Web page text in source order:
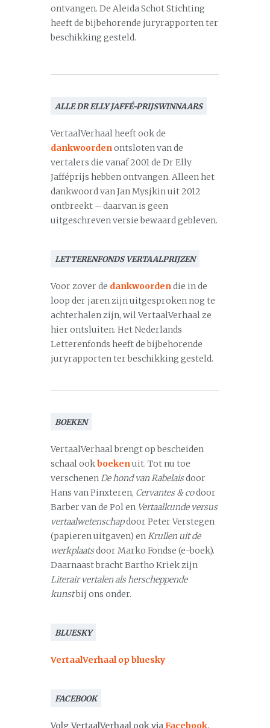
ontvangen. De Aleida Schot Stichting
heeft de bijbehorende juryrapporten ter
beschikking gesteld.
ALLE DR ELLY JAFFÉ-PRIJSWINNAARS
VertaalVerhaal heeft ook de
dankwoordenontsloten van de
vertalers die vanaf 2001 de Dr Elly
Jafféprijs hebben ontvangen. Alleen het
dankwoord van Jan Mysjkin uit 2012
ontbreekt – daarvan is geen
uitgeschreven versie bewaard gebleven.
LETTERENFONDS VERTAALPRIJZEN
Voor zover de dankwoordendie in de
loop der jaren zijn uitgesproken nog te
achterhalen zijn, wil VertaalVerhaal ze
hier ontsluiten. Het Nederlands
Letterenfonds heeft de bijbehorende
juryrapporten ter beschikking gesteld.
BOEKEN
VertaalVerhaal brengt op bescheiden
schaal ookboekenuit. Tot nu toe
verschenenDe hond van Rabelaisdoor
Hans van Pinxteren, Cervantes & codoor
Barber van de Pol en Vertaalkunde versus
vertaalwetenschapdoor Peter Verstegen
(papieren uitgaven) enKrullen uit de
werkplaatsdoor Marko Fondse (e-boek).
Daarnaast bracht Bartho Kriek zijn
Literair vertalen als herscheppende
kunstbij ons onder.
BLUESKY
VertaalVerhaal op bluesky
FACEBOOK
Volg VertaalVerhaal ook via Facebook.